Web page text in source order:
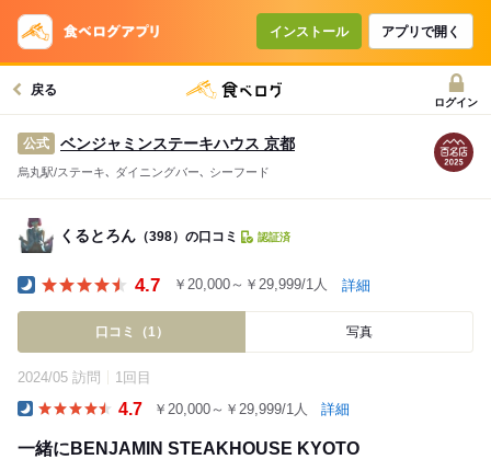
インストール アプリで開く
戻る
ログイン
公式 ベンジャミンステーキハウス 京都
烏丸駅/ステーキ､ ダイニングバー､ シーフード
くるとろん （398）の口コミ 認証済
4.7 ￥20,000～￥29,999/1人 詳細
口コミ（1） 写真
2024/05 訪問 1回目
4.7 ￥20,000～￥29,999/1人 詳細
一緒にBENJAMIN STEAKHOUSE KYOTO